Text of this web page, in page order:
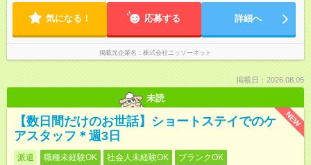
気になる！ 応募する 詳細へ
掲載元企業名 株式会社ニッソーネット
掲載日：2026.08.05
未読
NEW
【数日間だけのお世話】ショートステイでのケ
アスタッフ＊週3日
派遣 職種未経験OK 社会人未経験OK
ブランクOK